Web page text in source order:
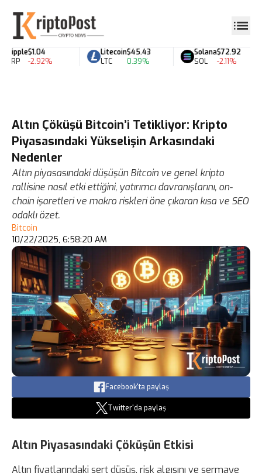
Ripple
XRP
$1.04
-2.92%
Litecoin
LTC
$45.43
0.39%
Solana
SOL
$72.92
-2.11%
Altın Çöküşü Bitcoin’i Tetikliyor: Kripto
Piyasasındaki Yükselişin Arkasındaki
Nedenler
Altın piyasasındaki düşüşün Bitcoin ve genel kripto
rallisine nasıl etki ettiğini, yatırımcı davranışlarını, on-
chain işaretleri ve makro riskleri öne çıkaran kısa ve SEO
odaklı özet.
Bitcoin
10/22/2025, 6:58:20 AM
Facebook'ta paylaş
Twitter'da paylaş
Altın Piyasasındaki Çöküşün Etkisi
Altın fiyatlarındaki sert düşüş, risk algısını ve sermaye